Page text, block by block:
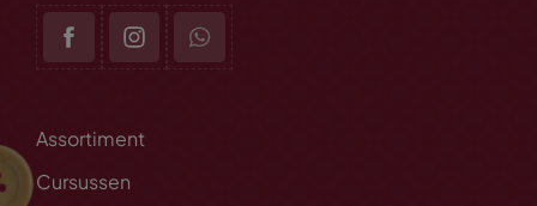
Assortiment
Cursussen